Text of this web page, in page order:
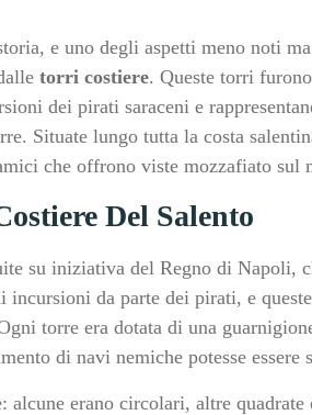
e uno degli aspetti meno noti
torri costiere. Queste torri
dei pirati saraceni e
Situate lungo tutta la costa
che offrono viste mozzafiato sul
Del Salento
su iniziativa del Regno di Napoli,
incursioni da parte dei pirati, e
torre era dotata di una
di navi nemiche potesse essere
erano circolari, altre quadrate